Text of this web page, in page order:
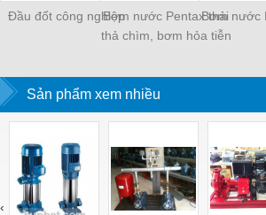
Đầu đốt công nghiệpBơm nước Pentax thải
thả chìm, bơm hỏa tiễn
khoan, thả chi&Igr
Bơm nước
Sản phẩm xem nhiều
‹